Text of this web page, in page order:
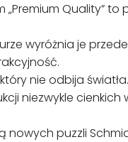
„Premium Quality”
wyróżnia je
nie odbija światła.
niezwykle cienkich
puzzli